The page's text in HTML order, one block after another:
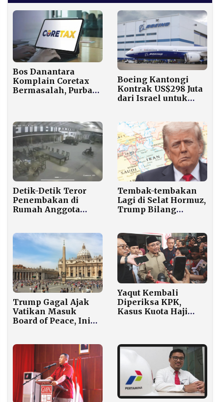
Bos Danantara
Komplain Coretax
Bermasalah, Purbaya
Boeing Kantongi
Kontrak US$298 Juta
dari Israel untuk
Detik-Detik Teror
Penembakan di
Rumah Anggota
Plastik
Tembak-tembakan
Lagi di Selat Hormuz,
Trump Bilang
Trump Gagal Ajak
Vatikan Masuk
Board of Peace, Ini
Yaqut Kembali
Diperiksa KPK,
Kasus Kuota Haji